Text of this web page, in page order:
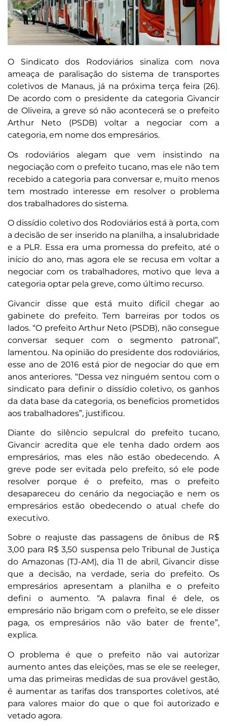
O Sindicato dos Rodoviários sinaliza com nova
ameaça de paralisação do sistema de transportes
coletivos de Manaus, já na próxima terça feira (26).
De acordo com o presidente da categoria Givancir
de Oliveira, a greve só não acontecerá se o prefeito
Arthur Neto (PSDB) voltar a negociar com a
categoria, em nome dos empresários.
Os rodoviários alegam que vem insistindo na
negociação com o prefeito tucano, mas ele não tem
recebido a categoria para conversar e, muito menos
tem mostrado interesse em resolver o problema
dos trabalhadores do sistema.
O dissídio coletivo dos Rodoviários está à porta, com
a decisão de ser inserido na planilha, a insalubridade
e a PLR. Essa era uma promessa do prefeito, até o
início do ano, mas agora ele se recusa em voltar a
negociar com os trabalhadores, motivo que leva a
categoria optar pela greve, como último recurso.
Givancir disse que está muito difícil chegar ao
gabinete do prefeito. Tem barreiras por todos os
lados. “O prefeito Arthur Neto (PSDB), não consegue
conversar sequer com o segmento patronal”,
lamentou. Na opinião do presidente dos rodoviários,
esse ano de 2016 está pior de negociar do que em
anos anteriores. “Dessa vez ninguém sentou com o
sindicato para definir o dissídio coletivo, os ganhos
da data base da categoria, os benefícios prometidos
aos trabalhadores”, justificou.
Diante do silêncio sepulcral do prefeito tucano,
Givancir acredita que ele tenha dado ordem aos
empresários, mas eles não estão obedecendo. A
greve pode ser evitada pelo prefeito, só ele pode
resolver porque é o prefeito, mas o prefeito
desapareceu do cenário da negociação e nem os
empresários estão obedecendo o atual chefe do
executivo.
Sobre o reajuste das passagens de ônibus de R$
3,00 para R$ 3,50 suspensa pelo Tribunal de Justiça
do Amazonas (TJ-AM), dia 11 de abril, Givancir disse
que a decisão, na verdade, seria do prefeito. Os
empresários apresentam a planilha e o prefeito
defini o aumento. “A palavra final é dele, os
empresário não brigam com o prefeito, se ele disser
paga, os empresários não vão bater de frente”,
explica.
O problema é que o prefeito não vai autorizar
aumento antes das eleições, mas se ele se reeleger,
uma das primeiras medidas de sua provável gestão,
é aumentar as tarifas dos transportes coletivos, até
paravalores maior do que o que foi autorizado e
vetado agora.